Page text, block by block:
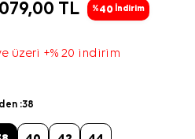
TL %40 İndirim
üzeri +% 20 indirim
:38